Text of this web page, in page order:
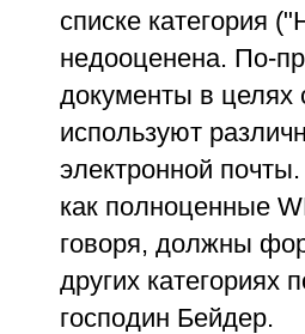
списке категория
недооценена. По-
документы в целях
используют
электронной
как полноценные
говоря, должны
других категориях
господин Бейдер.